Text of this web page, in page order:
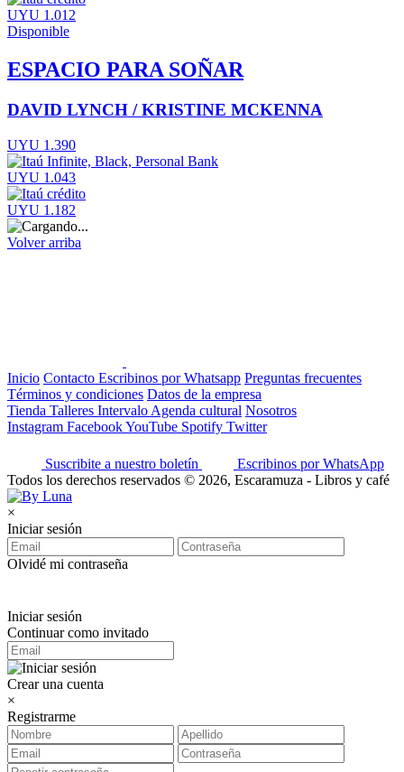
UYU 1.012
Disponible
ESPACIO PARA SOÑAR
DAVID LYNCH / KRISTINE MCKENNA
UYU 1.390
UYU 1.043
UYU 1.182
Volver arriba
Inicio Contacto Escribinos por Whatsapp Preguntas frecuentes
Términos y condiciones Datos de la empresa
Tienda Talleres Intervalo Agenda cultural Nosotros
Instagram FacebookYouTube Spotify Twitter
Suscribite a nuestro boletín
Escribinos por WhatsApp
Todos los derechos reservados © 2026, Escaramuza - Libros y café
×
Iniciar sesión
Olvidé mi contraseña
Iniciar sesión
Continuar como invitado
Crear una cuenta
×
Registrarme